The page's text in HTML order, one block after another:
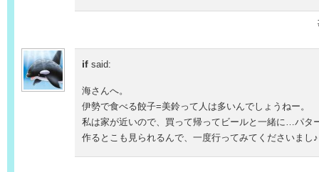
if said:
海さんへ。
伊勢で食べる餃子=美鈴って人は多いんでしょうねー。
私は家が近いので、買って帰ってビールと一緒に…パタ
作るとこも見られるんで、一度行ってみてくださいまし♪